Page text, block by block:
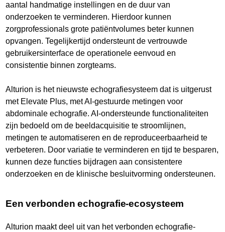
aantal handmatige instellingen en de duur van
onderzoeken te verminderen. Hierdoor kunnen
zorgprofessionals grote patiëntvolumes beter kunnen
opvangen. Tegelijkertijd ondersteunt de vertrouwde
gebruikersinterface de operationele eenvoud en
consistentie binnen zorgteams.
Alturion is het nieuwste echografiesysteem dat is uitgerust
met Elevate Plus, met AI-gestuurde metingen voor
abdominale echografie. AI-ondersteunde functionaliteiten
zijn bedoeld om de beeldacquisitie te stroomlijnen,
metingen te automatiseren en de reproduceerbaarheid te
verbeteren. Door variatie te verminderen en tijd te besparen,
kunnen deze functies bijdragen aan consistentere
onderzoeken en de klinische besluitvorming ondersteunen.
Een verbonden echografie-ecosysteem
Alturion maakt deel uit van het verbonden echografie-